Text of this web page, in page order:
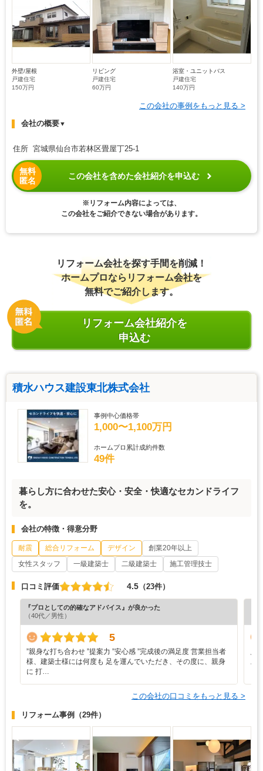
外壁/屋根
戸建住宅
150万円
リビング
戸建住宅
60万円
浴室・ユニットバス
戸建住宅
140万円
この会社の事例をもっと見る >
会社の概要▼
住所 宮城県仙台市若林区畳屋丁25-1
無料
匿名
この会社を含めた会社紹介を申込む
※リフォーム内容によっては、
この会社をご紹介できない場合があります。
リフォーム会社を探す手間を削減！
ホームプロならリフォーム会社を
無料でご紹介します。
リフォーム会社紹介を
申込む
積水ハウス建設東北株式会社
事例中心価格帯
1,000〜1,100万円
ホームプロ累計成約件数
49件
暮らし方に合わせた安心・安全・快適なセカンドライフ
を。
会社の特徴・得意分野
耐震 総合リフォーム デザイン
創業20年以上
女性スタッフ
一級建築士 二級建築士 施工管理技士
口コミ評価 4.5 （23件）
『プロとしての的確なアドバイス』が良かった
（40代／男性）
5
”‬親身な打ち合わせ ‪”‬提案力 ‪”‬安心感 ‪”‬完成後の満足度 営業担当者
様、建築士様には何度も 足を運んでいただき、その度に、親身
に 打…
ス
この会社の口コミをもっと見る >
リフォーム事例 （29件）